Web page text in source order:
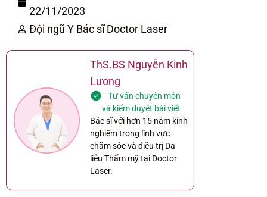
22/11/2023
Đội ngũ Y Bác sĩ Doctor Laser
ThS.BS Nguyễn Kinh
Lương
Tư vấn chuyên môn
và kiểm duyệt bài viết
Bác sĩ với hơn 15 năm kinh
nghiệm trong lĩnh vực
chăm sóc và điều trị Da
liễu Thẩm mỹ tại Doctor
Laser.